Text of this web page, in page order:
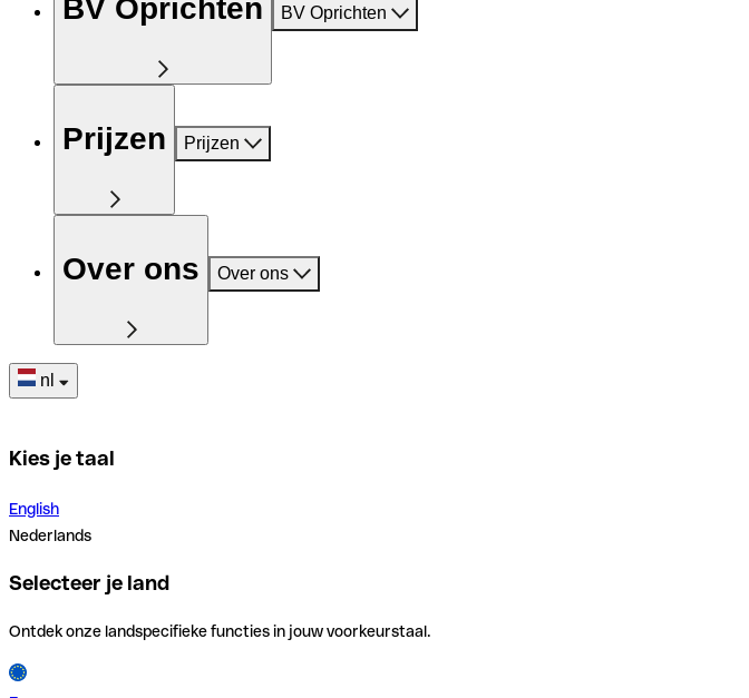
BV Oprichten BV Oprichten
Prijzen Prijzen
Over ons Over ons
nl
Kies je taal
English
Nederlands
Selecteer je land
Ontdek onze landspecifieke functies in jouw voorkeurstaal.